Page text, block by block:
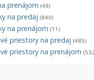
prenájom (48)
na predaj (840)
na prenájom (11)
priestory na predaj (485)
priestory na prenájom